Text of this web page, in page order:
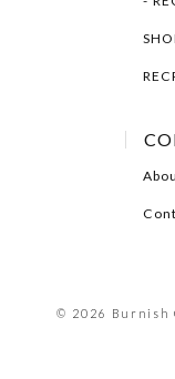
© 2026 Burnish